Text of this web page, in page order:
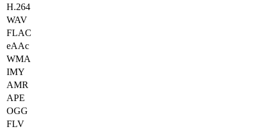
H.264
WAV
FLAC
eAAc
WMA
IMY
AMR
APE
OGG
FLV